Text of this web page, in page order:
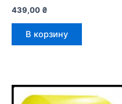
439,00 ₴
В корзину